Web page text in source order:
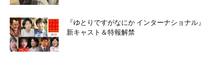
『ゆとりですがなにか インターナショナル』
新キャスト＆特報解禁